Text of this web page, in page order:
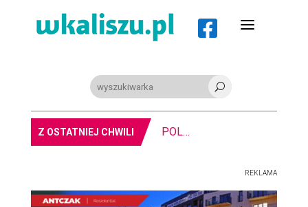
 a
U
Z OSTATNIEJ CHWILI MIASTO. Znika kebabowy ,,pałacyk”
REKLAMA